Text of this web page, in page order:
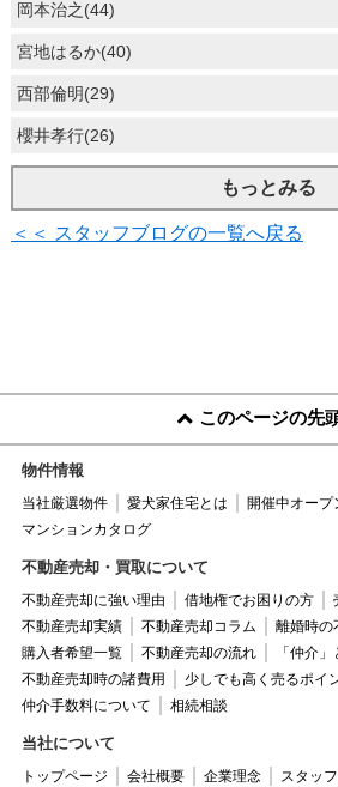
岡本治之(44)
宮地はるか(40)
西部倫明(29)
櫻井孝行(26)
もっとみる
＜＜ スタッフブログの一覧へ戻る
このページの先
物件情報
当社厳選物件 愛犬家住宅とは
開催中オープ
マンションカタログ
不動産売却・買取について
不動産売却に強い理由 借地権でお困りの方
不動産売却実績
不動産売却コラム
離婚時の
購入者希望一覧
不動産売却の流れ
「仲介
不動産売却時の諸費用
少しでも高く売るポイ
仲介手数料について
相続相談
当社について
トップページ 会社概要 企業理念
スタッ